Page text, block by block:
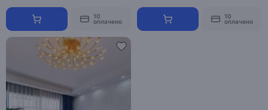
10
оплачено
10
оплачено